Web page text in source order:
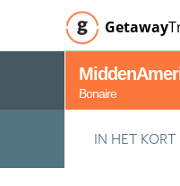
Getaway
Bonaire
IN HET KORT